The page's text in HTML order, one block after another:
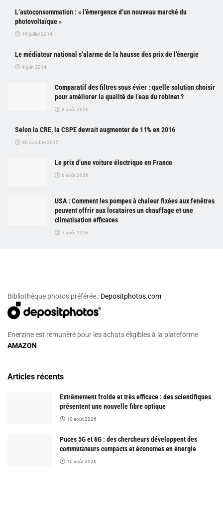
L’autoconsommation : « l’émergence d’un nouveau marché du
photovoltaïque »
16 juillet 2014
Le médiateur national s’alarme de la hausse des prix de l’énergie
4 juin 2014
Comparatif des filtres sous évier : quelle solution choisir
pour améliorer la qualité de l’eau du robinet ?
8 août 2026
Selon la CRE, la CSPE devrait augmenter de 11% en 2016
30 octobre 2015
Le prix d’une voiture électrique en France
6 août 2026
USA : Comment les pompes à chaleur fixées aux fenêtres
peuvent offrir aux locataires un chauffage et une
climatisation efficaces
7 août 2026
Bibliothèque photos préférée : Depositphotos.com
Enerzine est rémunéré pour les achats éligibles à la plateforme
AMAZON
Articles récents
Extrêmement froide et très efficace : des scientifiques
présentent une nouvelle fibre optique
10 août 2026
Puces 5G et 6G : des chercheurs développent des
commutateurs compacts et économes en énergie
10 août 2026